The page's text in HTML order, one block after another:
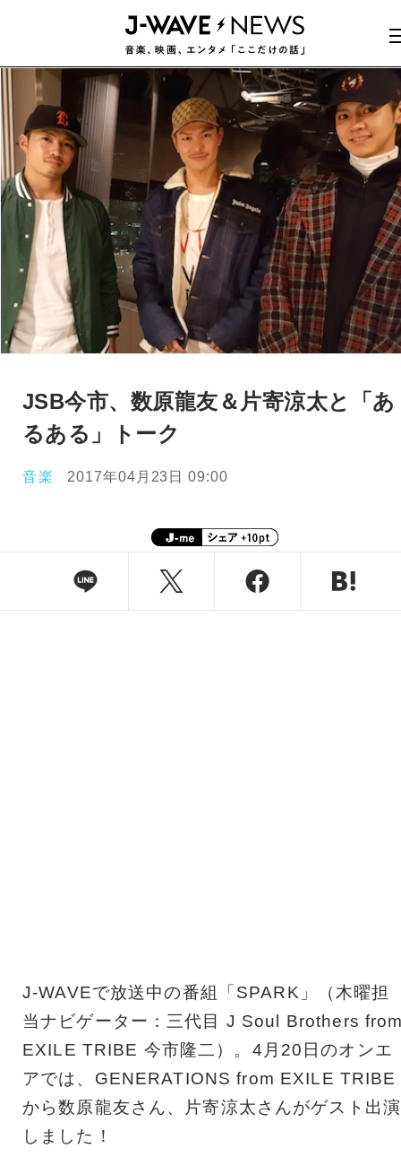
JSB今市、数原龍友＆片寄涼太と「あ
るある」トーク
音楽 2017年04月23日 09:00
J-WAVEで放送中の番組「SPARK」（木曜担
当ナビゲーター：三代目 J Soul Brothers
EXILE TRIBE 今市隆二）。4月20日のオンエ
アでは、GENERATIONS from EXILE TRIBE
から数原龍友さん、片寄涼太さんがゲスト出演
しました！